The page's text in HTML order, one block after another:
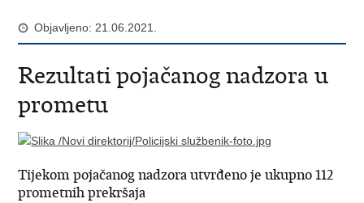
Objavljeno: 21.06.2021.
Rezultati pojačanog nadzora u
prometu
Tijekom pojačanog nadzora utvrđeno je ukupno 112
prometnih prekršaja